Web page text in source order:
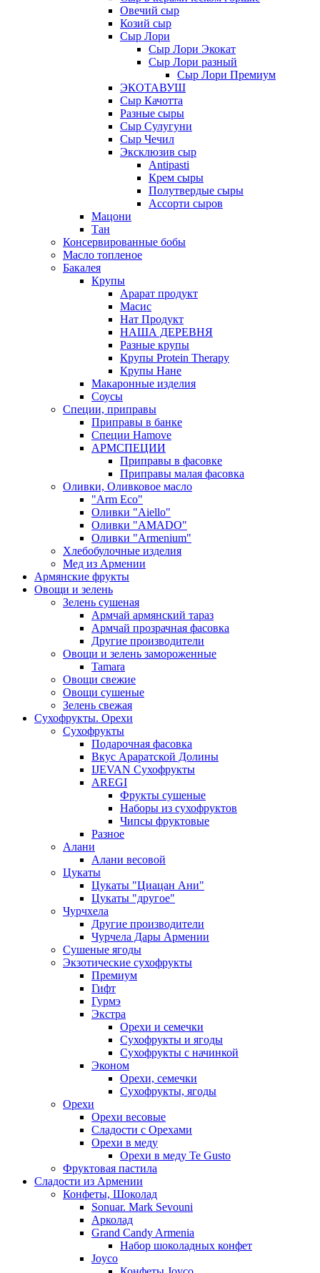
Овечий сыр
Козий сыр
Сыр Лори
Сыр Лори Экокат
Сыр Лори разный
Сыр Лори Премиум
ЭКОТАВУШ
Сыр Качотта
Разные сыры
Сыр Сулугуни
Сыр Чечил
Эксклюзив сыр
Antipasti
Крем сыры
Полутвердые сыры
Ассорти сыров
Мацони
Тан
Консервированные бобы
Масло топленое
Бакалея
Крупы
Арарат продукт
Масис
Нат Продукт
НАША ДЕРЕВНЯ
Разные крупы
Крупы Protein Therapy
Крупы Нане
Макаронные изделия
Соусы
Специи, приправы
Приправы в банке
Специи Hamove
АРМСПЕЦИИ
Приправы в фасовке
Приправы малая фасовка
Оливки, Оливковое масло
"Arm Eco"
Оливки "Aiello"
Оливки "AMADO"
Оливки "Armenium"
Хлебобулочные изделия
Мед из Армении
Армянские фрукты
Овощи и зелень
Зелень сушеная
Армчай армянский тараз
Армчай прозрачная фасовка
Другие производители
Овощи и зелень замороженные
Tamara
Овощи свежие
Овощи сушеные
Зелень свежая
Сухофрукты. Орехи
Сухофрукты
Подарочная фасовка
Вкус Араратской Долины
IJEVAN Сухофрукты
AREGI
Фрукты сушеные
Наборы из сухофруктов
Чипсы фруктовые
Разное
Алани
Алани весовой
Цукаты
Цукаты "Циацан Ани"
Цукаты "другое"
Чурчхела
Другие производители
Чурчела Дары Армении
Сушеные ягоды
Экзотические сухофрукты
Премиум
Гифт
Гурмэ
Экстра
Орехи и семечки
Сухофрукты и ягоды
Сухофрукты с начинкой
Эконом
Орехи, семечки
Сухофрукты, ягоды
Орехи
Орехи весовые
Сладости с Орехами
Орехи в меду
Орехи в меду Te Gusto
Фруктовая пастила
Сладости из Армении
Конфеты, Шоколад
Sonuar. Mark Sevouni
Арколад
Grand Candy Armenia
Набор шоколадных конфет
Joyco